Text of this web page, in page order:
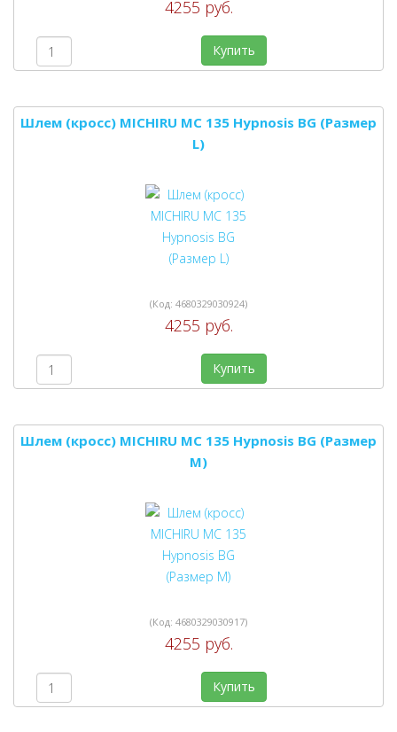
4255 руб.
Купить
Шлем (кросс) MICHIRU MC 135 Hypnosis BG (Размер
L)
(Код: 4680329030924)
4255 руб.
Купить
Шлем (кросс) MICHIRU MC 135 Hypnosis BG (Размер
M)
(Код: 4680329030917)
4255 руб.
Купить